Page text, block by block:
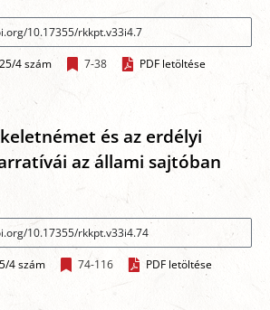
4 szám 7-38 PDF letöltése
és az erdélyi
az állami sajtóban
4 szám 74-116 PDF letöltése